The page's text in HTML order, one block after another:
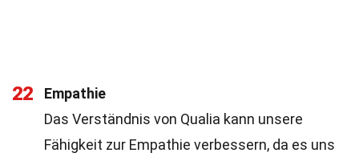
22
Empathie
Das Verständnis von Qualia kann unsere
Fähigkeit zur Empathie verbessern, da es uns